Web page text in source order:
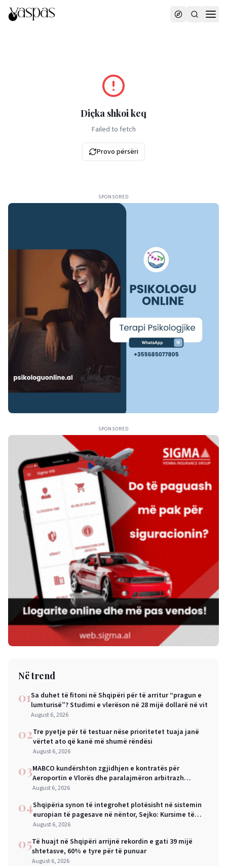
Diçka shkoi keq
Failed to fetch
Provo përsëri
SPONSORED
SPONSORED
Në trend
01Sa duhet të fitoni në Shqipëri për të arritur “pragun e
lumturisë”? Studimi e vlerëson në 28 mijë dollarë në vit
August 6, 2026
02Tre pyetje për të testuar nëse prioritetet tuaja janë
vërtet ato që kanë më shumë rëndësi
August 6, 2026
03MABCO kundërshton zgjidhjen e kontratës për
Aeroportin e Vlorës dhe paralajmëron arbitrazh
ndërkombëtar
August 6, 2026
04Shqipëria synon të integrohet plotësisht në sistemin
europian të pagesave në nëntor, Sejko: Kursime të
mëdha për qytetarët dhe bizneset
August 6, 2026
05Të huajt në Shqipëri arrijnë rekordin e gati 39 mijë
shtetasve, 60% e tyre për të punuar
August 6, 2026